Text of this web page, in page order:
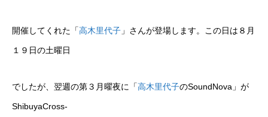
開催してくれた「高木里代子 」さんが登場します。この日は８月
１９日の土曜日
でしたが、翌週の第３月曜夜に「高木里代子のSoundNova」が
ShibuyaCross-